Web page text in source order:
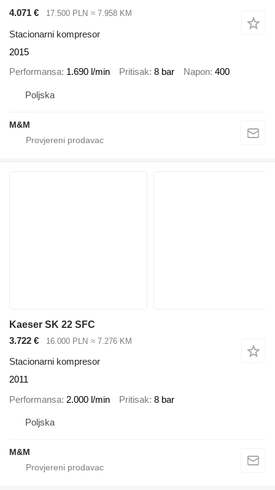
4.071 €
17.500 PLN ≈ 7.958 KM
Stacionarni kompresor
2015
Performansa 1.690 l/min Pritisak 8 bar Napon 400
Poljska
M&M
Kaeser SK 22 SFC
3.722 €
16.000 PLN ≈ 7.276 KM
Stacionarni kompresor
2011
Performansa 2.000 l/min Pritisak 8 bar
Poljska
M&M